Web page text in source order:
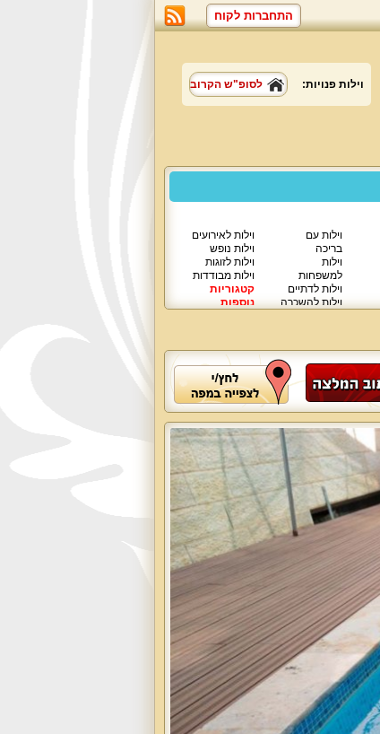
התחברות לקוח
וילות פנויות: לסופ"ש הקרוב
וילות עם
בריכה
וילות
למשפחות
וילות לדתיים
וילות להשכרה
וילות לאירועים
וילות נופש
וילות לזוגות
וילות מבודדות
קטגוריות
נוספות